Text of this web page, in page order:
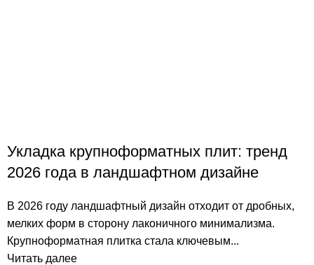
Укладка крупноформатных плит: тренд
2026 года в ландшафтном дизайне
В 2026 году ландшафтный дизайн отходит от дробных,
мелких форм в сторону лаконичного минимализма.
Крупноформатная плитка стала ключевым...
Читать далее